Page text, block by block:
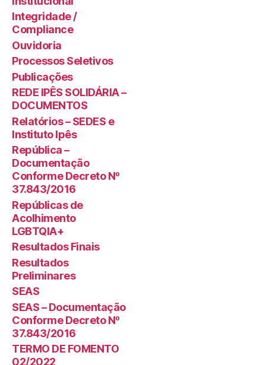
Integridade /
Compliance
Ouvidoria
Processos Seletivos
Publicações
REDE IPÊS SOLIDÁRIA –
DOCUMENTOS
Relatórios – SEDES e
Instituto Ipês
República –
Documentação
Conforme Decreto Nº
37.843/2016
Repúblicas de
Acolhimento
LGBTQIA+
Resultados Finais
Resultados
Preliminares
SEAS
SEAS – Documentação
Conforme Decreto Nº
37.843/2016
TERMO DE FOMENTO
02/2022